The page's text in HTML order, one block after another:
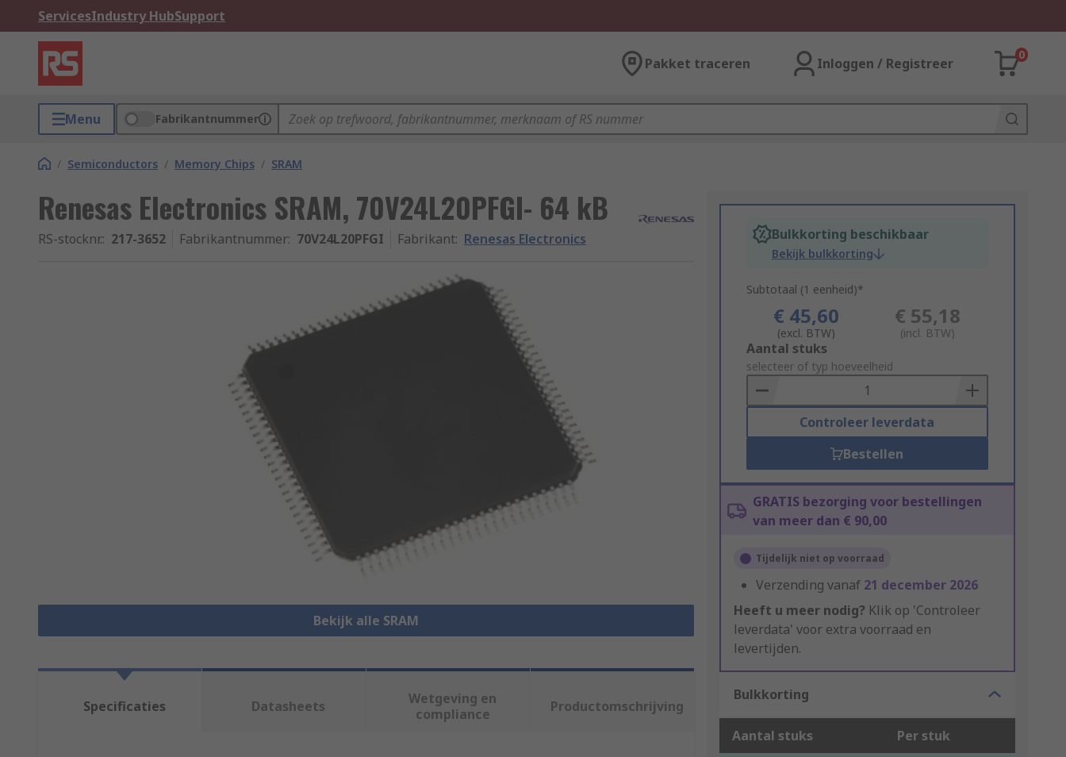
ServicesIndustry HubSupport
Pakket traceren Inloggen / Registreer
0
Menu Fabrikantnummer
/ Semiconductors / Memory Chips / SRAM
Renesas Electronics SRAM, 70V24L20PFGI- 64 kB
RS-stocknr.: 217-3652 Fabrikantnummer: 70V24L20PFGI Fabrikant: Renesas Electronics
Bekijk alle SRAM
Bulkkorting beschikbaar
Bekijk bulkkorting
Subtotaal (1 eenheid)*
€ 45,60
(excl. BTW)
€ 55,18
(incl. BTW)
Add
to
Basket
Aantal stuks
selecteer of typ hoeveelheid
Controleer leverdata
Bestellen
GRATIS bezorging voor bestellingen
van meer dan € 90,00
Tijdelijk niet op voorraad
Verzending vanaf 21 december 2026
Heeft u meer nodig? Klik op 'Controleer
leverdata' voor extra voorraad en
levertijden.
Bulkkorting
Aantal stuks Per stuk
Specificaties Datasheets
Wetgeving en
compliance
Productomschrijving